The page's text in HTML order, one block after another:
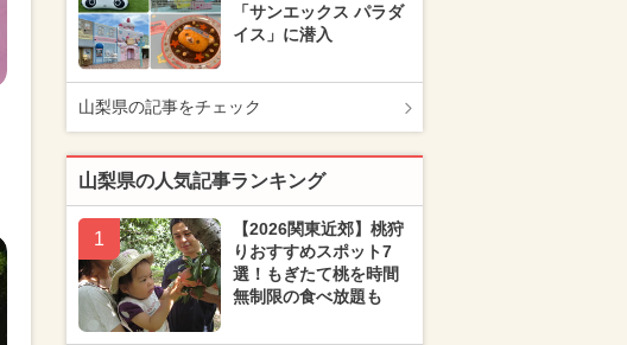
「サンエックス パラダ
イス」に潜入
山梨県の記事をチェック
山梨県の人気記事ランキング
1
【2026関東近郊】桃狩
りおすすめスポット7
選！もぎたて桃を時間
無制限の食べ放題も